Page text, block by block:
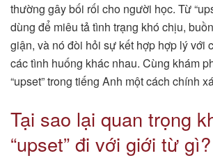
thường gây bối rối cho người học. Từ
dùng để miêu tả tình trạng khó chịu,
giận, và nó đòi hỏi sự kết hợp hợp lý với
các tình huống khác nhau. Cùng khám
“upset” trong tiếng Anh một cách chính
Tại sao lại quan trọng
“upset” đi với giới từ gì?